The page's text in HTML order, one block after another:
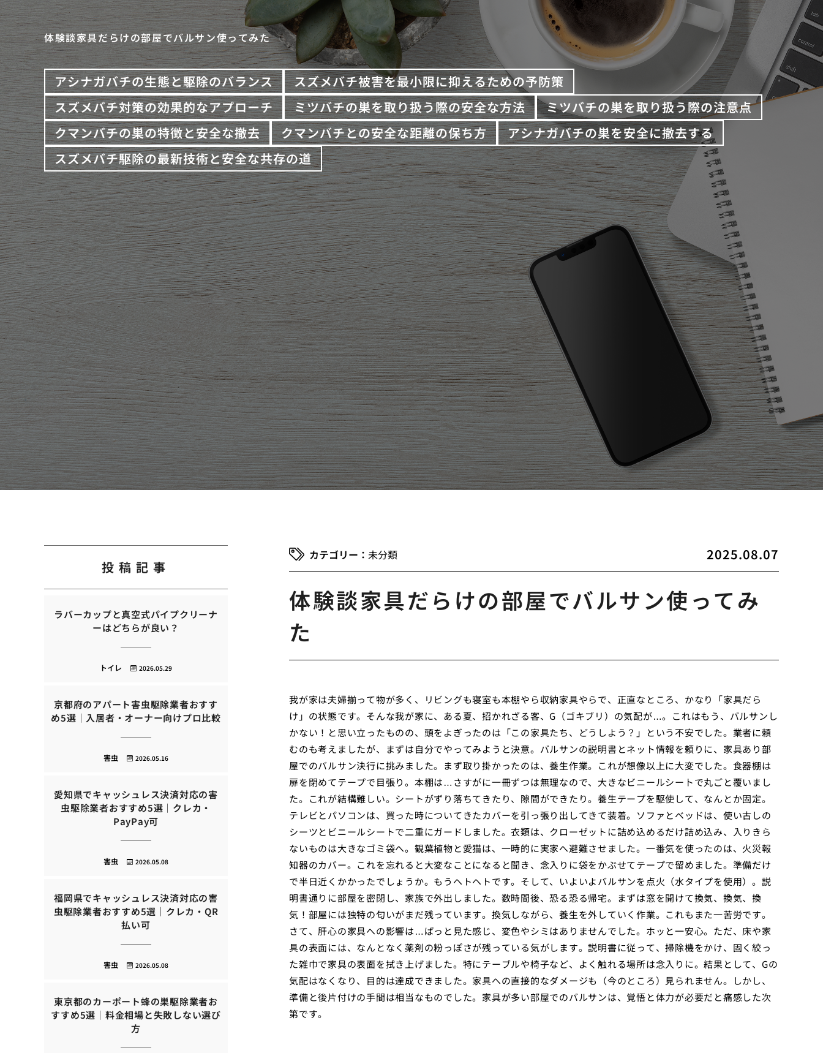
体験談家具だらけの部屋でバルサン使ってみた
アシナガバチの生態と駆除のバランス
スズメバチ被害を最小限に抑えるための予防策
スズメバチ対策の効果的なアプローチ
ミツバチの巣を取り扱う際の安全な方法
ミツバチの巣を取り扱う際の注意点
クマンバチの巣の特徴と安全な撤去
クマンバチとの安全な距離の保ち方
アシナガバチの巣を安全に撤去する
スズメバチ駆除の最新技術と安全な共存の道
2025.08.07
未分類
体験談家具だらけの部屋でバルサン使ってみ
た
我が家は夫婦揃って物が多く、リビングも寝室も本棚やら収納家具やらで、正直なところ、かなり「家具だら
け」の状態です。そんな我が家に、ある夏、招かれざる客、G（ゴキブリ）の気配が…。これはもう、バルサンし
かない！と思い立ったものの、頭をよぎったのは「この家具たち、どうしよう？」という不安でした。業者に頼
むのも考えましたが、まずは自分でやってみようと決意。バルサンの説明書とネット情報を頼りに、家具あり部
屋でのバルサン決行に挑みました。まず取り掛かったのは、養生作業。これが想像以上に大変でした。食器棚は
扉を閉めてテープで目張り。本棚は…さすがに一冊ずつは無理なので、大きなビニールシートで丸ごと覆いまし
た。これが結構難しい。シートがずり落ちてきたり、隙間ができたり。養生テープを駆使して、なんとか固定。
テレビとパソコンは、買った時についてきたカバーを引っ張り出してきて装着。ソファとベッドは、使い古しの
シーツとビニールシートで二重にガードしました。衣類は、クローゼットに詰め込めるだけ詰め込み、入りきら
ないものは大きなゴミ袋へ。観葉植物と愛猫は、一時的に実家へ避難させました。一番気を使ったのは、火災報
知器のカバー。これを忘れると大変なことになると聞き、念入りに袋をかぶせてテープで留めました。準備だけ
で半日近くかかったでしょうか。もうヘトヘトです。そして、いよいよバルサンを点火（水タイプを使用）。説
明書通りに部屋を密閉し、家族で外出しました。数時間後、恐る恐る帰宅。まずは窓を開けて換気、換気、換
気！部屋には独特の匂いがまだ残っています。換気しながら、養生を外していく作業。これもまた一苦労です。
さて、肝心の家具への影響は…ぱっと見た感じ、変色やシミはありませんでした。ホッと一安心。ただ、床や家
具の表面には、なんとなく薬剤の粉っぽさが残っている気がします。説明書に従って、掃除機をかけ、固く絞っ
た雑巾で家具の表面を拭き上げました。特にテーブルや椅子など、よく触れる場所は念入りに。結果として、Gの
気配はなくなり、目的は達成できました。家具への直接的なダメージも（今のところ）見られません。しかし、
準備と後片付けの手間は相当なものでした。家具が多い部屋でのバルサンは、覚悟と体力が必要だと痛感した次
第です。
投稿記事
ラバーカップと真空式パイプクリーナ
ーはどちらが良い？
2026.05.29
トイレ
京都府のアパート害虫駆除業者おすす
め5選｜入居者・オーナー向けプロ比較
2026.05.16
害虫
愛知県でキャッシュレス決済対応の害
虫駆除業者おすすめ5選｜クレカ・
PayPay可
2026.05.08
害虫
福岡県でキャッシュレス決済対応の害
虫駆除業者おすすめ5選｜クレカ・QR
払い可
2026.05.08
害虫
東京都のカーポート蜂の巣駆除業者お
すすめ5選｜料金相場と失敗しない選び
方